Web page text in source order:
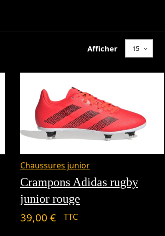
Afficher
Chaussures junior
Crampons Adidas rugby
junior rouge
39,00 € TTC